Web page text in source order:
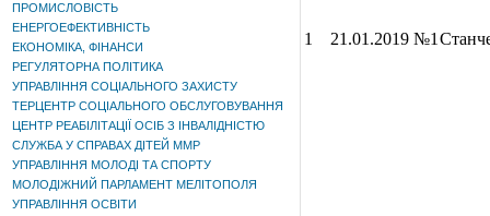
ПРОМИСЛОВІСТЬ
ЕНЕРГОЕФЕКТИВНІСТЬ
ЕКОНОМІКА, ФІНАНСИ
РЕГУЛЯТОРНА ПОЛІТИКА
УПРАВЛІННЯ СОЦІАЛЬНОГО ЗАХИСТУ
ТЕРЦЕНТР СОЦІАЛЬНОГО ОБСЛУГОВУВАННЯ
ЦЕНТР РЕАБІЛІТАЦІЇ ОСІБ З ІНВАЛІДНІСТЮ
СЛУЖБА У СПРАВАХ ДІТЕЙ ММР
УПРАВЛІННЯ МОЛОДІ ТА СПОРТУ
МОЛОДІЖНИЙ ПАРЛАМЕНТ МЕЛІТОПОЛЯ
УПРАВЛІННЯ ОСВІТИ
1 21.01.2019 №1